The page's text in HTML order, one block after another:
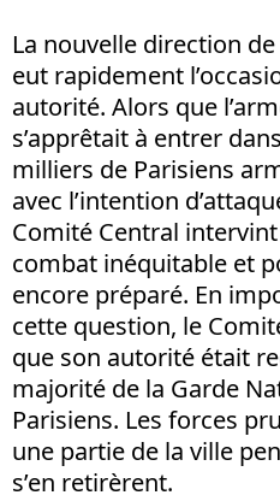
La nouvelle direction
eut rapidement
autorité. Alors que
s’apprêtait à entrer
milliers de Parisiens
avec l’intention
Comité Central
combat inéquitable et
encore préparé. En
cette question, le
que son autorité était
majorité de la Garde
Parisiens. Les forces
une partie de la ville
s’en retirèrent.